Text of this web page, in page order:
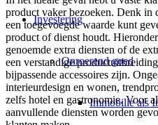
Investering
Onroerend goed
Immobilie als
product vaker bezoeken. Denk in
een toegevoegde waarde kunt
product of dienst houdt.
genoemde extra diensten of de
een verstandige
bijpassende accessoires zijn.
interieurdesign en wonen,
zelfs hotel en gastronomie. Voor
aanvullende diensten worden